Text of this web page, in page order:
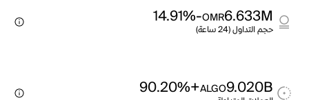
6.633M
OMR
-14.91%
حجم التداول (24 ساعة)
9.020B
ALGO
+90.20%